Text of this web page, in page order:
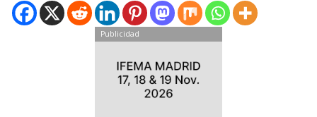
Publicidad